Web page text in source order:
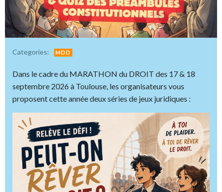
Categories: MDD
Dans le cadre du MARATHON du DROIT des 17 & 18
septembre 2026 à Toulouse, les organisateurs vous
proposent cette année deux séries de jeux juridiques :